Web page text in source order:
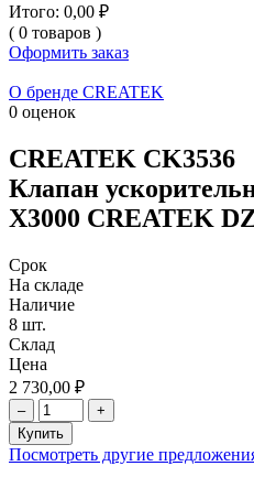
Итого: 0,00 ₽
( 0 товаров )
Оформить заказ
О бренде CREATEK
0 оценок
CREATEK CK3536
Клапан
X3000 CREATEK
Срок
На складе
Наличие
8 шт.
Склад
Цена
2 730,00 ₽
–
+
Купить
Посмотреть другие